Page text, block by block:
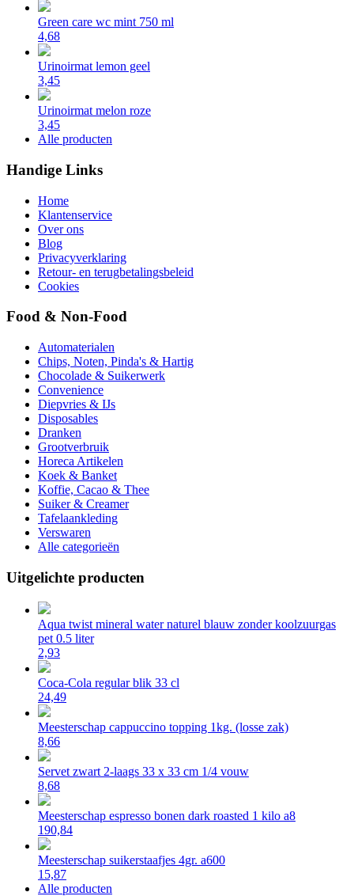
Green care wc mint 750 ml
4,68
Urinoirmat lemon geel
3,45
Urinoirmat melon roze
3,45
Alle producten
Handige Links
Home
Klantenservice
Over ons
Blog
Privacyverklaring
Retour- en terugbetalingsbeleid
Cookies
Food & Non-Food
Automaterialen
Chips, Noten, Pinda's & Hartig
Chocolade & Suikerwerk
Convenience
Diepvries & IJs
Disposables
Dranken
Grootverbruik
Horeca Artikelen
Koek & Banket
Koffie, Cacao & Thee
Suiker & Creamer
Tafelaankleding
Verswaren
Alle categorieën
Uitgelichte producten
Aqua twist mineral water naturel blauw zonder koolzuurgas
pet 0.5 liter
2,93
Coca-Cola regular blik 33 cl
24,49
Meesterschap cappuccino topping 1kg. (losse zak)
8,66
Servet zwart 2-laags 33 x 33 cm 1/4 vouw
8,68
Meesterschap espresso bonen dark roasted 1 kilo a8
190,84
Meesterschap suikerstaafjes 4gr. a600
15,87
Alle producten